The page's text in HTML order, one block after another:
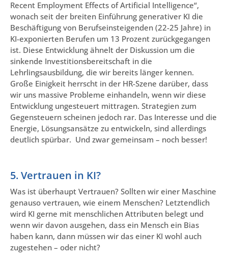
Recent Employment Effects of Artificial Intelligence“,
wonach seit der breiten Einführung generativer KI die
Beschäftigung von Berufseinsteigenden (22-25 Jahre) in
KI-exponierten Berufen um 13 Prozent zurückgegangen
ist. Diese Entwicklung ähnelt der Diskussion um die
sinkende Investitionsbereitschaft in die
Lehrlingsausbildung, die wir bereits länger kennen.
Große Einigkeit herrscht in der HR-Szene darüber, dass
wir uns massive Probleme einhandeln, wenn wir diese
Entwicklung ungesteuert mittragen. Strategien zum
Gegensteuern scheinen jedoch rar. Das Interesse und die
Energie, Lösungsansätze zu entwickeln, sind allerdings
deutlich spürbar. Und zwar gemeinsam – noch besser!
5. Vertrauen in KI?
Was ist überhaupt Vertrauen? Sollten wir einer Maschine
genauso vertrauen, wie einem Menschen? Letztendlich
wird KI gerne mit menschlichen Attributen belegt und
wenn wir davon ausgehen, dass ein Mensch ein Bias
haben kann, dann müssen wir das einer KI wohl auch
zugestehen – oder nicht?